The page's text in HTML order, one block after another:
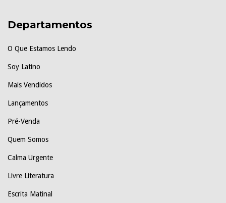
Departamentos
O Que Estamos Lendo
Soy Latino
Mais Vendidos
Lançamentos
Pré-Venda
Quem Somos
Calma Urgente
Livre Literatura
Escrita Matinal